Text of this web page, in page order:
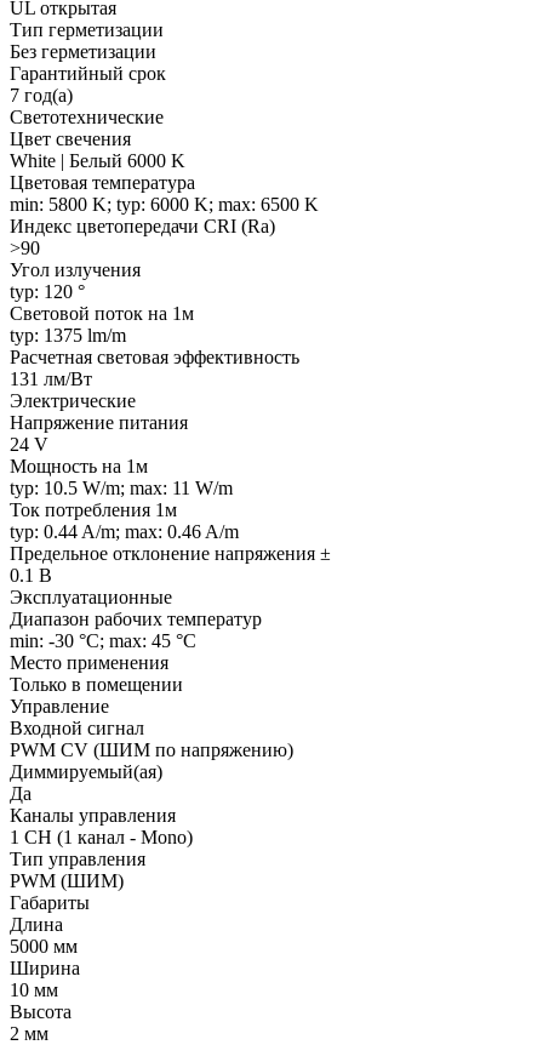
UL открытая
Тип герметизации
Без герметизации
Гарантийный срок
7 год(а)
Светотехнические
Цвет свечения
White | Белый 6000 K
Цветовая температура
min: 5800 K; typ: 6000 K; max: 6500 K
Индекс цветопередачи CRI (Ra)
>90
Угол излучения
typ: 120 °
Световой поток на 1м
typ: 1375 lm/m
Расчетная световая эффективность
131 лм/Вт
Электрические
Напряжение питания
24 V
Мощность на 1м
typ: 10.5 W/m; max: 11 W/m
Ток потребления 1м
typ: 0.44 A/m; max: 0.46 A/m
Предельное отклонение напряжения ±
0.1 В
Эксплуатационные
Диапазон рабочих температур
min: -30 °C; max: 45 °C
Место применения
Только в помещении
Управление
Входной сигнал
PWM СV (ШИМ по напряжению)
Диммируемый(ая)
Да
Каналы управления
1 CH (1 канал - Mono)
Тип управления
PWM (ШИМ)
Габариты
Длина
5000 мм
Ширина
10 мм
Высота
2 мм